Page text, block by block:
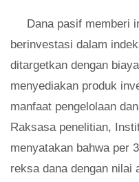
Dana pasif memberi
berinvestasi dalam
ditargetkan dengan
menyediakan produk
manfaat pengelolaan
Raksasa penelitian,
menyatakan bahwa per
reksa dana dengan nilai